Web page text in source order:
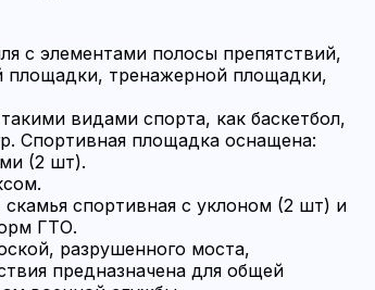
с элементами полосы препятствий,
площадки, тренажерной площадки,
видами спорта, как баскетбол,
Спортивная площадка оснащена:
(2 шт).
спортивная с уклоном (2 шт) и
ГТО.
разрушенного моста,
предназначена для общей